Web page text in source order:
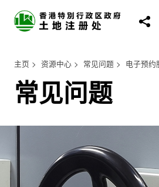
主页 资源中心 常见问题 电子预约
常见问题